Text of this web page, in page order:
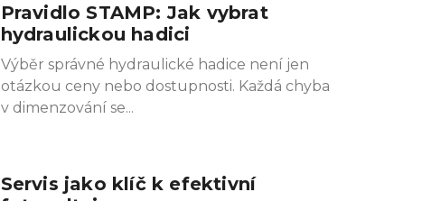
Pravidlo STAMP: Jak vybrat
hydraulickou hadici
Výběr správné hydraulické hadice není jen
otázkou ceny nebo dostupnosti. Každá chyba
v dimenzování se
Servis jako klíč k efektivní